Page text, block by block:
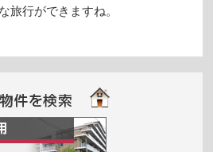
旅行ができますね。